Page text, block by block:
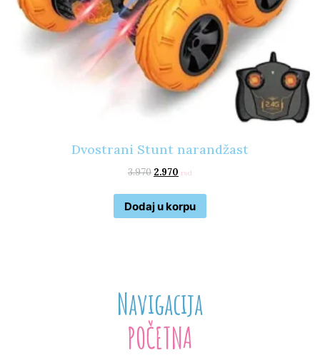
Dvostrani Stunt narandžast
3.970 2.970 rsd
Dodaj u korpu
Navigacija
POČETNA